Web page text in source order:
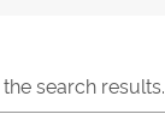
search results.